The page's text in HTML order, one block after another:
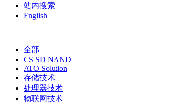
站内搜索
English
全部
CS SD NAND
ATO Solution
存储技术
处理器技术
物联网技术